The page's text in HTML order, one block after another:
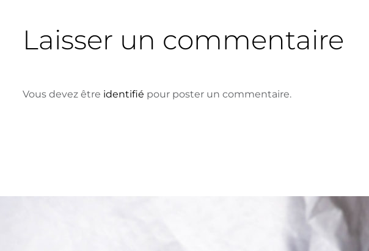
Laisser un commentaire
Vous devez être identifié pour poster un commentaire.